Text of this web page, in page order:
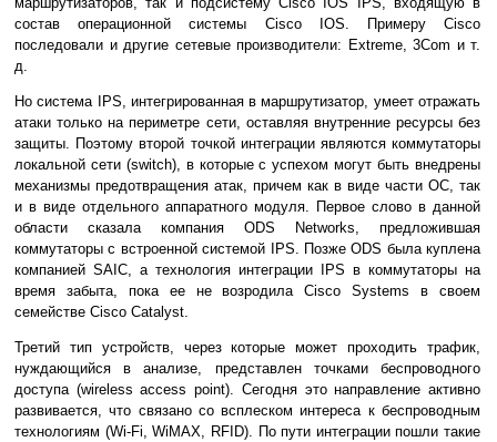
состав операционной системы Cisco IOS. Примеру Cisco
последовали и другие сетевые производители: Extreme, 3Com и т.
д.
Но система IPS, интегрированная в маршрутизатор, умеет отражать
атаки только на периметре сети, оставляя внутренние ресурсы без
защиты. Поэтому второй точкой интеграции являются коммутаторы
локальной сети (switch), в которые с успехом могут быть внедрены
механизмы предотвращения атак, причем как в виде части ОС, так
и в виде отдельного аппаратного модуля. Первое слово в данной
области сказала компания ODS Networks, предложившая
коммутаторы с встроенной системой IPS. Позже ODS была куплена
компанией SAIC, а технология интеграции IPS в коммутаторы на
время забыта, пока ее не возродила Cisco Systems в своем
семействе Cisco Catalyst.
Третий тип устройств, через которые может проходить трафик,
нуждающийся в анализе, представлен точками беспроводного
доступа (wireless access point). Сегодня это направление активно
развивается, что связано со всплеском интереса к беспроводным
технологиям (Wi-Fi, WiMAX, RFID). По пути интеграции пошли такие